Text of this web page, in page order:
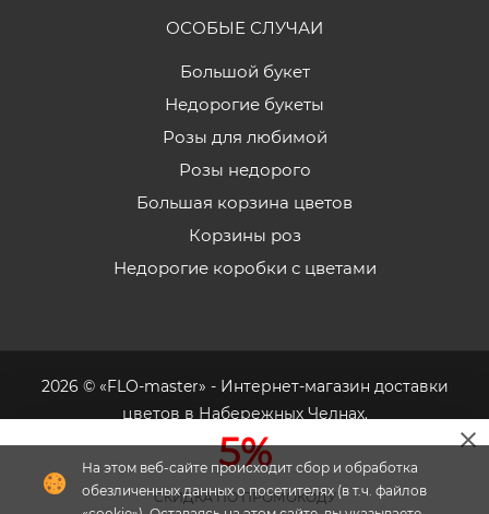
5%
СКИДКА ПО ПРОМОКОДУ
На этом веб-сайте происходит сбор и обработка
обезличенных данных о посетителях (в т.ч. файлов
ОСОБЫЕ СЛУЧАИ
Большой букет
Недорогие букеты
Розы для любимой
Розы недорого
Большая корзина цветов
Корзины роз
Недорогие коробки с цветами
2026 © «FLO-master» - Интернет-магазин доставки
цветов в Набережных Челнах.